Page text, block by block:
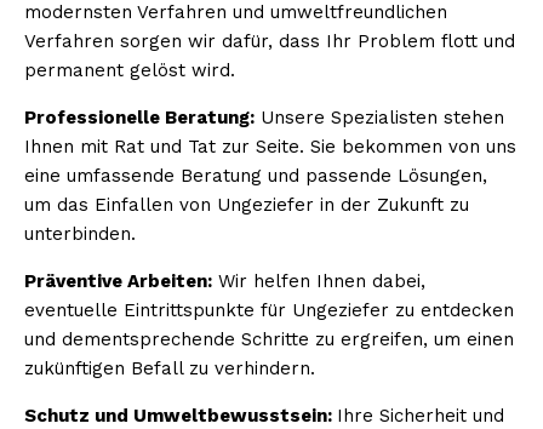
modernsten Verfahren und umweltfreundlichen
Verfahren sorgen wir dafür, dass Ihr Problem flott und
permanent gelöst wird.
Professionelle Beratung: Unsere Spezialisten stehen
Ihnen mit Rat und Tat zur Seite. Sie bekommen von uns
eine umfassende Beratung und passende Lösungen,
um das Einfallen von Ungeziefer in der Zukunft zu
unterbinden.
Präventive Arbeiten: Wir helfen Ihnen dabei,
eventuelle Eintrittspunkte für Ungeziefer zu entdecken
und dementsprechende Schritte zu ergreifen, um einen
zukünftigen Befall zu verhindern.
Schutz und Umweltbewusstsein: Ihre Sicherheit und